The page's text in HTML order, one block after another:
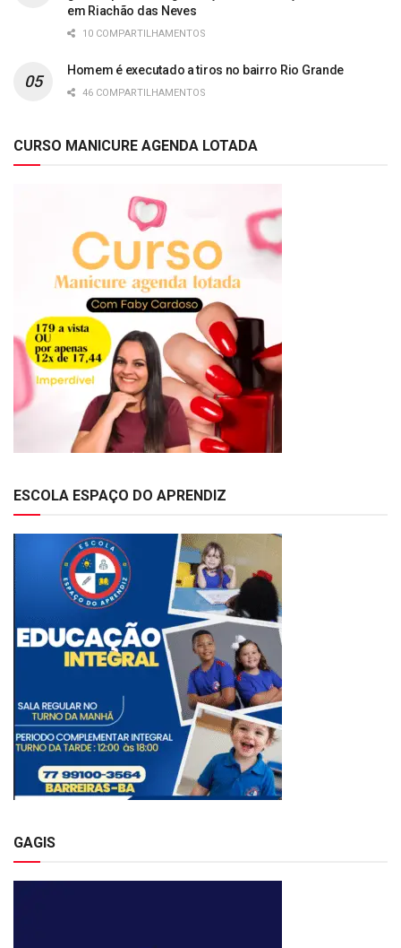
em Riachão das Neves
10 COMPARTILHAMENTOS
Homem é executado a tiros no bairro Rio Grande
46 COMPARTILHAMENTOS
CURSO MANICURE AGENDA LOTADA
ESCOLA ESPAÇO DO APRENDIZ
GAGIS